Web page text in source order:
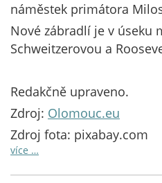
náměstek primátora
Nové zábradlí je v úseku
Schweitzerovou a
Redakčně upraveno.
Zdroj: Olomouc.eu
Zdroj fota: pixabay.com
více …